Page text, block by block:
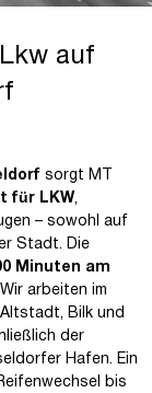
auf
sorgt MT
für LKW,
– sowohl auf
Stadt. Die
Minuten am
Wir arbeiten im
Bilk und
der
Hafen. Ein
bis